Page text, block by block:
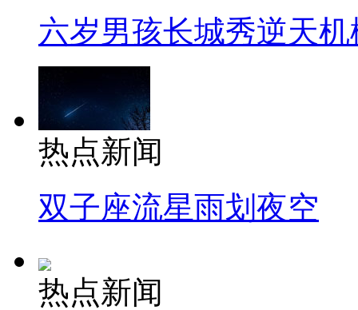
六岁男孩长城秀逆天机
热点新闻
双子座流星雨划夜空
热点新闻